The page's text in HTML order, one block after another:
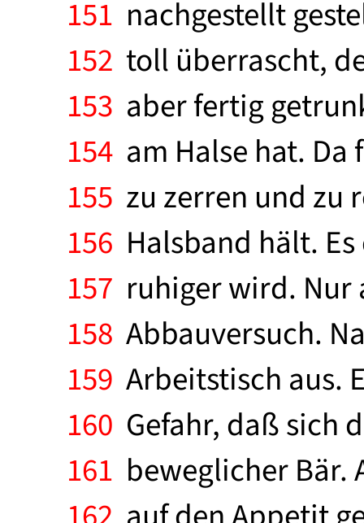
151 nachgestellt
152 toll überrascht,
153 aber fertig
154 am Halse hat.
155 zu zerren und zu
156 Halsband hält.
157 ruhiger wird. Nur
158 Abbauversuch.
159 Arbeitstisch aus.
160 Gefahr, daß sich
161 beweglicher Bär.